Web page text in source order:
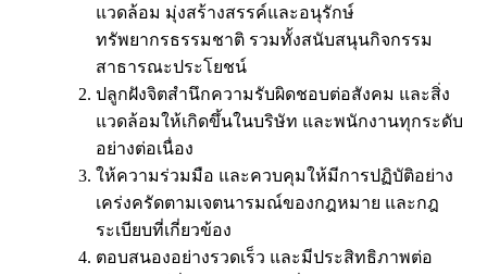
แวดล้อม มุ่งสร้างสรรค์และอนุรักษ์
ทรัพยากรธรรมชาติ รวมทั้งสนับสนุนกิจกรรม
สาธารณะประโยชน์
ปลูกฝังจิตสำนึกความรับผิดชอบต่อสังคม และสิ่ง
แวดล้อมให้เกิดขึ้นในบริษัท และพนักงานทุกระดับ
อย่างต่อเนื่อง
ให้ความร่วมมือ และควบคุมให้มีการปฏิบัติอย่าง
เคร่งครัดตามเจตนารมณ์ของกฎหมาย และกฎ
ระเบียบที่เกี่ยวข้อง
ตอบสนองอย่างรวดเร็ว และมีประสิทธิภาพต่อ